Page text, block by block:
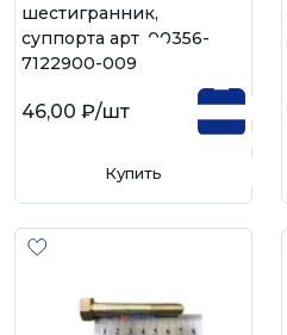
шестигранник,
суппорта арт. 00356-
7122900-009
46,00 ₽/шт
Купить